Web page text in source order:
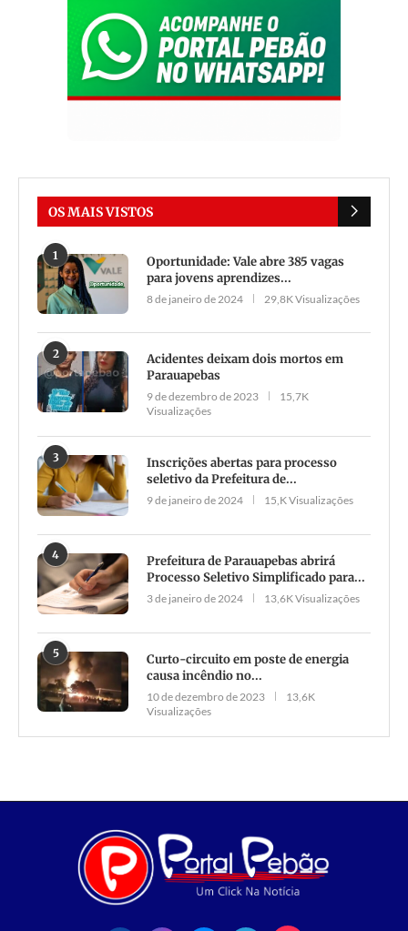
OS MAIS VISTOS
1
Oportunidade: Vale abre 385 vagas
para jovens aprendizes...
8 de janeiro de 2024 29,8K Visualizações
2
Acidentes deixam dois mortos em
Parauapebas
9 de dezembro de 2023
15,7K
Visualizações
3
Inscrições abertas para processo
seletivo da Prefeitura de...
9 de janeiro de 2024 15,K Visualizações
4
Prefeitura de Parauapebas abrirá
Processo Seletivo Simplificado para...
3 de janeiro de 2024 13,6K Visualizações
5
Curto-circuito em poste de energia
causa incêndio no...
10 de dezembro de 2023
13,6K
Visualizações